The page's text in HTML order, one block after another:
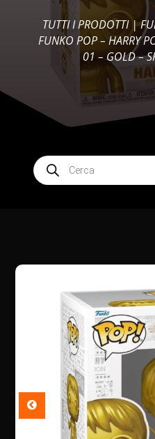
TUTTI I PRODOTTI|
FUNKO POP – HARRY
01 – GOLD –
Products
search